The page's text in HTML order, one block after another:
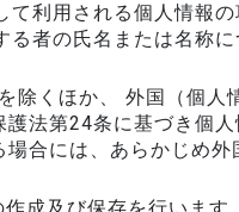
利用される個人情報
者の氏名または名称
除くほか、 外国（個人
法第24条に基づき個
合には、あらかじめ